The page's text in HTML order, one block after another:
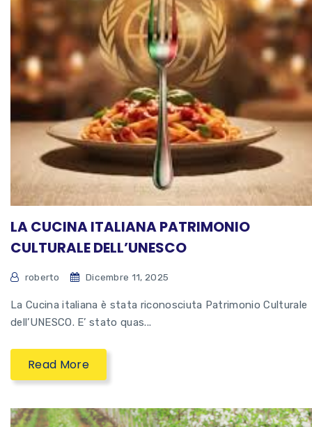
LA CUCINA ITALIANA PATRIMONIO
CULTURALE DELL’UNESCO
roberto Dicembre 11, 2025
La Cucina italiana è stata riconosciuta Patrimonio Culturale
dell’UNESCO. E’ stato quas...
Read More